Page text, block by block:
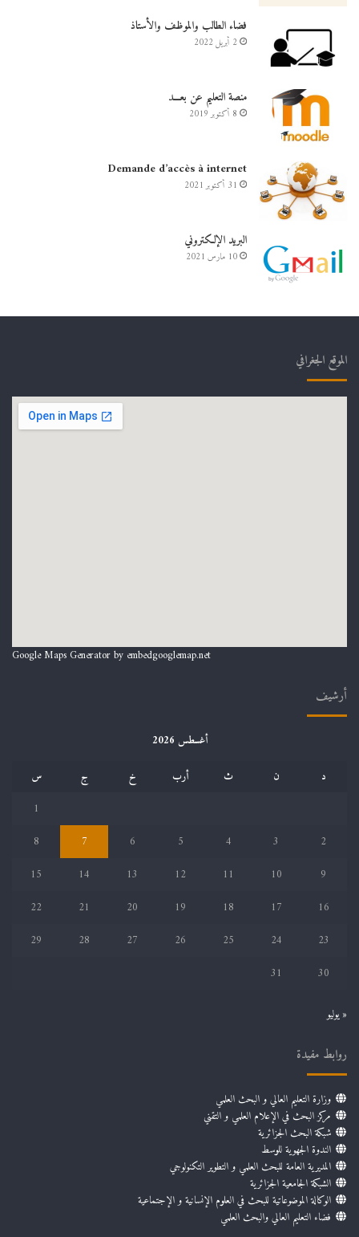
فضاء الطالب والموظف والأستاذ
2 أبريل 2022
منصة التعليم عن بعـــد
8 أكتوبر 2019
Demande d’accès à internet
31 أكتوبر 2021
البريد الإلكتروني
10 مارس 2021
الموقع الجغرافي
Google Maps Generator by embedgooglemap.net
أرشيف
أغسطس 2026
د
ن ث أرب خ ج
س
1
2
3
4
5
6
7
8
9
10
11
12
13
14
15
16
17
18
19
20
21
22
23
24
25
26
27
28
29
30
31
« يوليو
روابط مفيدة
وزارة التعليم العالي و البحث العلمي
مركز البحث في الإعلام العلمي و التقني
شبكة البحث الجزائرية
الندوة الجهوية للوسط
المديرية العامة للبحث العلمي و التطوير التكنولوجي
الشبكة الجامعية الجزائرية
الوكالة الموضوعاتية للبحث في العلوم الإنسانية و الإجتماعية
فضاء التعليم العالي والبحث العلمي